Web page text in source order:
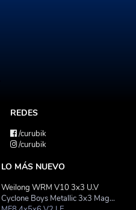
REDES
/curubik
/curubik
LO MÁS NUEVO
Weilong WRM V10 3x3 U.V
Cyclone Boys Metallic 3x3 Magnetico Macaron